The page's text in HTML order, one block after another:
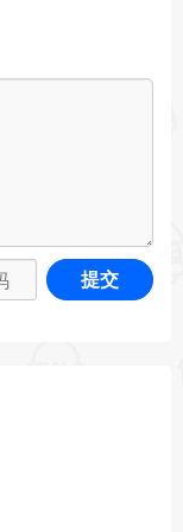
会议和策略性
播放问题、应
提交